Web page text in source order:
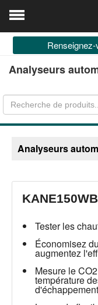
Analyseurs
Analyseurs
KANE150WB
Tester les
Économisez
augmentez
Mesure le
température